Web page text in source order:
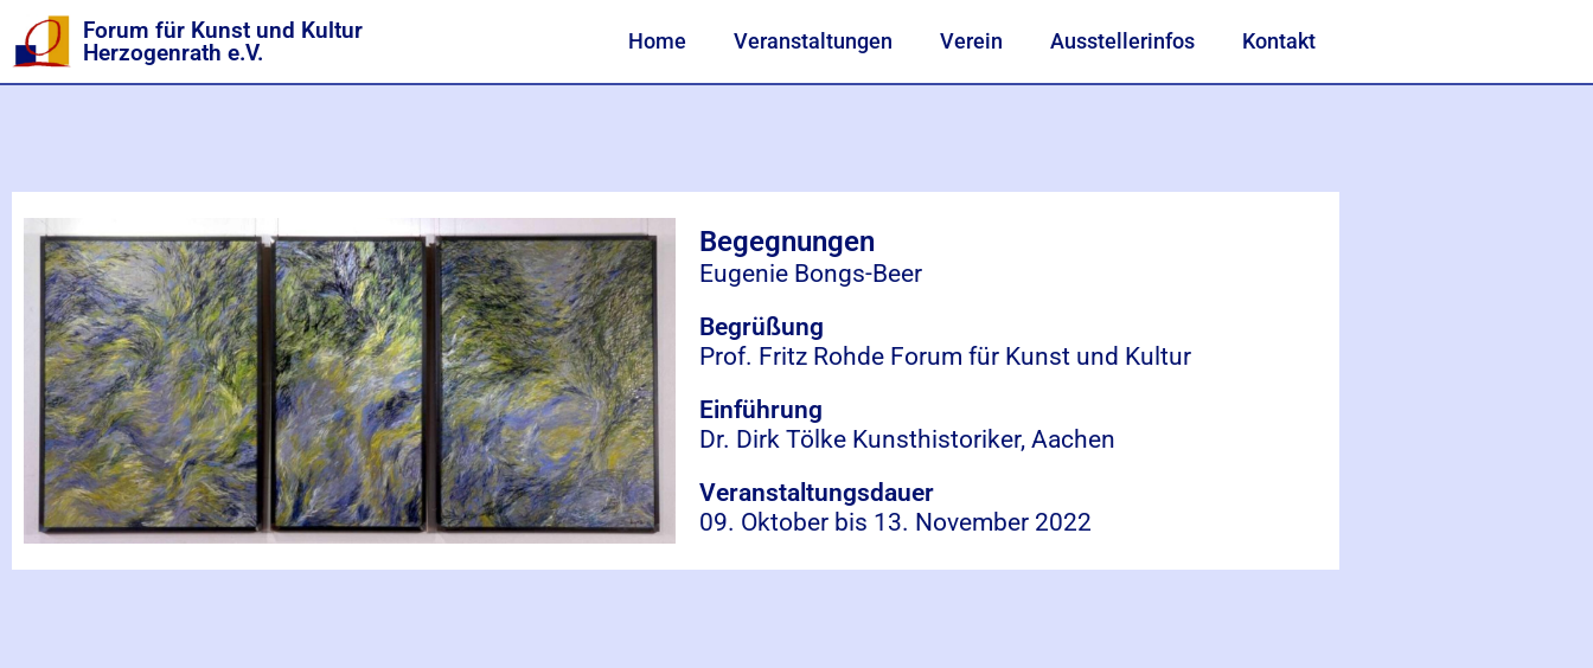
Forum für Kunst und Kultur
Herzogenrath e.V.
Home Veranstaltungen Verein Ausstellerinfos Kontakt
Begegnungen
Eugenie Bongs-Beer
Begrüßung
Prof. Fritz Rohde Forum für Kunst und Kultur
Einführung
Dr. Dirk Tölke Kunsthistoriker, Aachen
Veranstaltungsdauer
09. Oktober bis 13. November 2022